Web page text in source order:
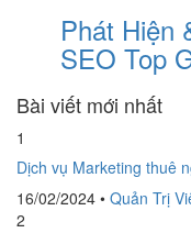
Phát Hiện
SEO Top
Bài viết mới nhất
1
Dịch vụ Marketing thuê
16/02/2024 • Quản Trị
2